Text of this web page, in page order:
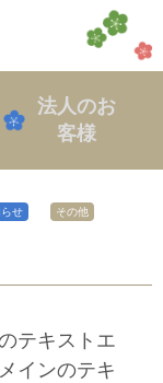
法人のお
客様
せ その他
テキストエ
インのテキ